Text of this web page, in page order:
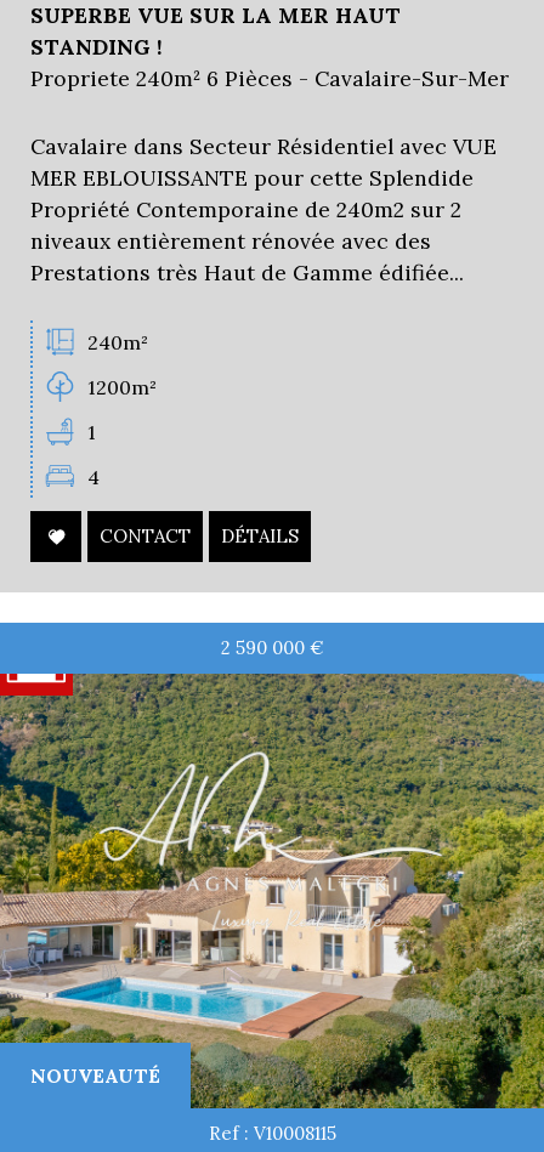
SUPERBE VUE SUR LA MER HAUT
STANDING !
Propriete 240m² 6 Pièces - Cavalaire-Sur-Mer
Cavalaire dans Secteur Résidentiel avec VUE
MER EBLOUISSANTE pour cette Splendide
Propriété Contemporaine de 240m2 sur 2
niveaux entièrement rénovée avec des
Prestations très Haut de Gamme édifiée...
240m²
1200m²
1
4
CONTACT DÉTAILS
NOUVEAUTÉ
2 590 000 €
Ref : V10008115